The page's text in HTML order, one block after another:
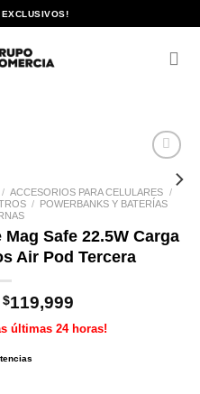
EXCLUSIVOS!
lista de
deseos
/ ACCESORIOS PARA CELULARES /
/
POWERBANKS Y BATERÍAS
Safe 22.5W Carga
Air Pod Tercera
El
precio
original
era:
$119,999
actual
últimas 24 horas!